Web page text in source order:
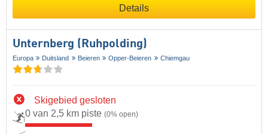
Details
Unternberg (Ruhpolding)
Europa Duitsland Beieren Opper-Beieren Chiemgau
Skigebied gesloten
0 van 2,5 km piste (0% open)